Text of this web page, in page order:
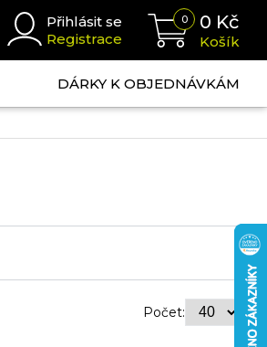
Přihlásit se
Registrace
0 0 Kč
Košík
DÁRKY K OBJEDNÁVKÁM
Počet: